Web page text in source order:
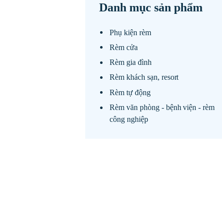
Danh mục sản phẩm
Phụ kiện rèm
Rèm cửa
Rèm gia đình
Rèm khách sạn, resort
Rèm tự động
Rèm văn phòng - bệnh viện - rèm
công nghiệp